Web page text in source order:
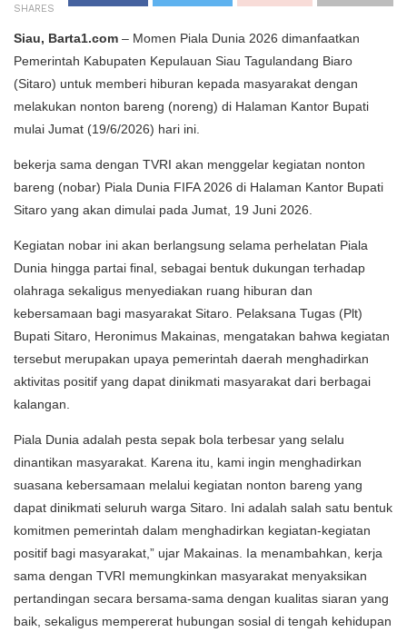
SHARES
Siau, Barta1.com – Momen Piala Dunia 2026 dimanfaatkan
Pemerintah Kabupaten Kepulauan Siau Tagulandang Biaro
(Sitaro) untuk memberi hiburan kepada masyarakat dengan
melakukan nonton bareng (noreng) di Halaman Kantor Bupati
mulai Jumat (19/6/2026) hari ini.
bekerja sama dengan TVRI akan menggelar kegiatan nonton
bareng (nobar) Piala Dunia FIFA 2026 di Halaman Kantor Bupati
Sitaro yang akan dimulai pada Jumat, 19 Juni 2026.
Kegiatan nobar ini akan berlangsung selama perhelatan Piala
Dunia hingga partai final, sebagai bentuk dukungan terhadap
olahraga sekaligus menyediakan ruang hiburan dan
kebersamaan bagi masyarakat Sitaro. Pelaksana Tugas (Plt)
Bupati Sitaro, Heronimus Makainas, mengatakan bahwa kegiatan
tersebut merupakan upaya pemerintah daerah menghadirkan
aktivitas positif yang dapat dinikmati masyarakat dari berbagai
kalangan.
Piala Dunia adalah pesta sepak bola terbesar yang selalu
dinantikan masyarakat. Karena itu, kami ingin menghadirkan
suasana kebersamaan melalui kegiatan nonton bareng yang
dapat dinikmati seluruh warga Sitaro. Ini adalah salah satu bentuk
komitmen pemerintah dalam menghadirkan kegiatan-kegiatan
positif bagi masyarakat,” ujar Makainas. Ia menambahkan, kerja
sama dengan TVRI memungkinkan masyarakat menyaksikan
pertandingan secara bersama-sama dengan kualitas siaran yang
baik, sekaligus mempererat hubungan sosial di tengah kehidupan